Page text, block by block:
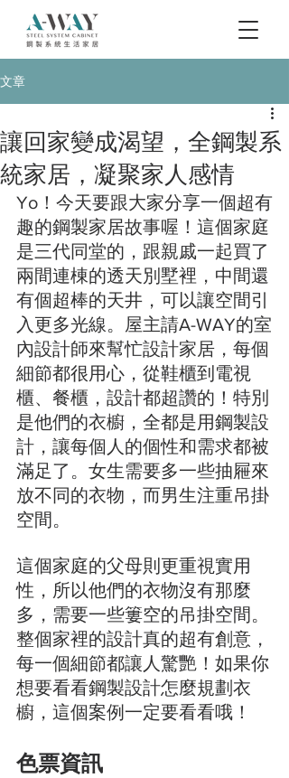
文章
讓回家變成渴望，全鋼製系
統家居，凝聚家人感情
Yo！今天要跟大家分享一個超有
趣的鋼製家居故事喔！這個家庭
是三代同堂的，跟親戚一起買了
兩間連棟的透天別墅裡，中間還
有個超棒的天井，可以讓空間引
入更多光線。屋主請A-WAY的室
內設計師來幫忙設計家居，每個
細節都很用心，從鞋櫃到電視
櫃、餐櫃，設計都超讚的！特別
是他們的衣櫥，全都是用鋼製設
計，讓每個人的個性和需求都被
滿足了。女生需要多一些抽屜來
放不同的衣物，而男生注重吊掛
空間。
這個家庭的父母則更重視實用
性，所以他們的衣物沒有那麼
多，需要一些簍空的吊掛空間。
整個家裡的設計真的超有創意，
每一個細節都讓人驚艷！如果你
想要看看鋼製設計怎麼規劃衣
櫥，這個案例一定要看看哦！
色票資訊